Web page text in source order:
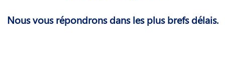
Nous vous répondrons dans les plus brefs délais.​